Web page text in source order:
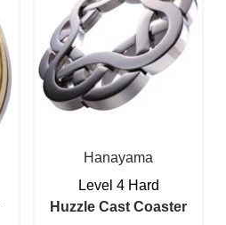
Hanayama
Level 4 Hard
Huzzle Cast Coaster